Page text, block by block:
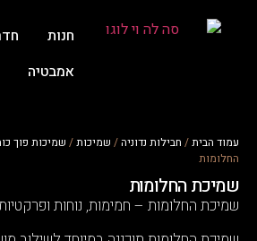
חנות
אמבטיה
עמוד הבית/ חבילות נדוניה/ שמיכות/ שמיכות פוך
החלומות
שמיכת החלומות
שמיכת החלומות – חמימות, נוחות